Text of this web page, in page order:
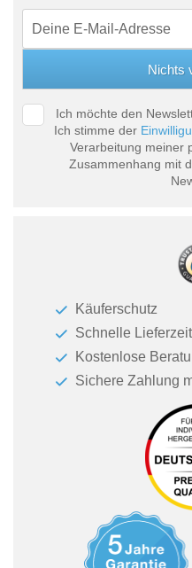
Ich möchte den
Ich stimme der
Verarbeitung meiner
Zusammenhang mit
Käuferschutz
Schnelle
Kostenlose
Sichere Zahlung